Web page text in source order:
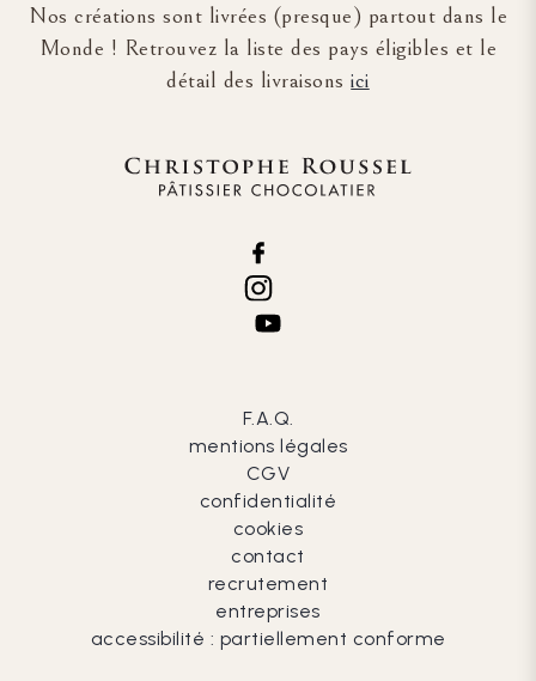
Nos créations sont livrées (presque) partout dans le
Monde ! Retrouvez la liste des pays éligibles et le
détail des livraisonsici
F.A.Q.
mentions légales
CGV
confidentialité
cookies
contact
recrutement
entreprises
accessibilité : partiellement conforme